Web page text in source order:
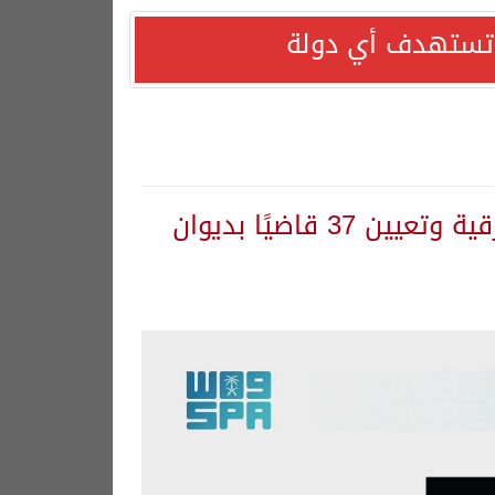
تستهدف أي دولة
خادم الحرمين الشريفين يصدر أمرًا ملكيًا بترقية وتعيين 37 قاضيًا بديوان